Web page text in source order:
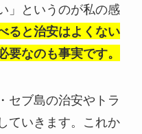
」というのが私の感
ると治安はよくない
なのも事実です。
セブ島の治安やトラ
ていきます。これか